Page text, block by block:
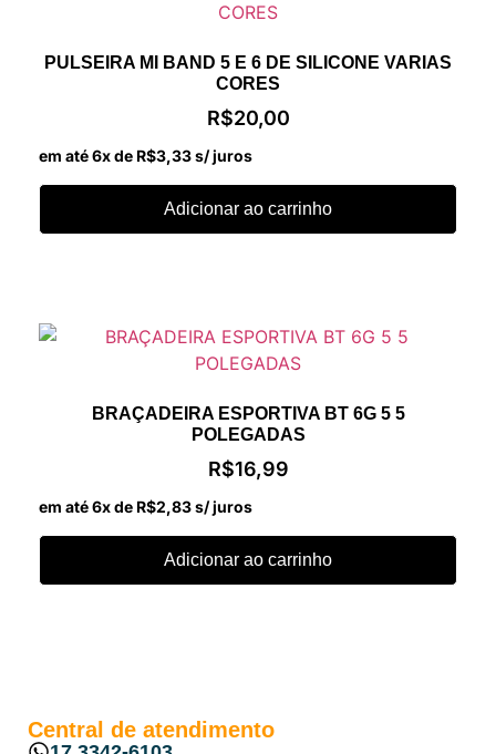
PULSEIRA MI BAND 5 E 6 DE SILICONE VARIAS
CORES
R$20,00
em até 6x de R$3,33s/ juros
Adicionar ao carrinho
BRAÇADEIRA ESPORTIVA BT 6G 5 5
POLEGADAS
R$16,99
em até 6x de R$2,83s/ juros
Adicionar ao carrinho
Central de atendimento